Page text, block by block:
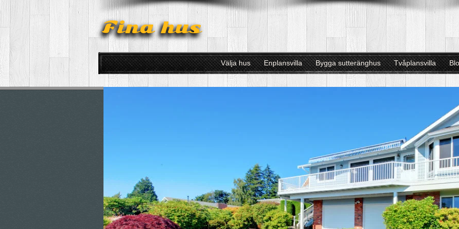
Fina hus
Välja hus Enplansvilla Bygga sutteränghus Tvåplansvilla